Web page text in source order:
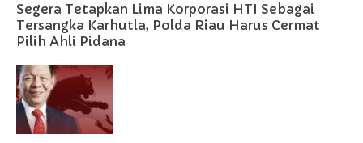
Segera Tetapkan Lima Korporasi HTI Sebagai
Tersangka Karhutla, Polda Riau Harus Cermat
Pilih Ahli Pidana